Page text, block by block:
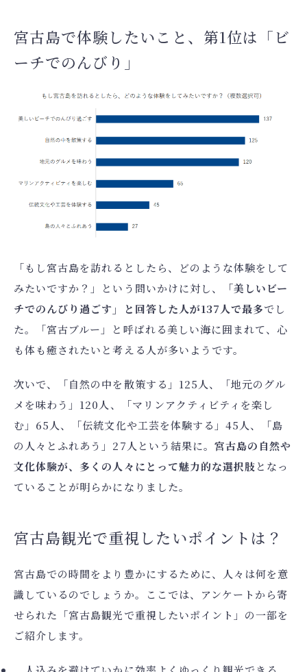
宮古島で体験したいこと、第1位は「ビ
ーチでのんびり」
「もし宮古島を訪れるとしたら、どのような体験をして
みたいですか？」という問いかけに対し、
「美しいビー
チでのんびり過ごす」と回答した人が137人で最多でし
た。「宮古ブルー」と呼ばれる美しい海に囲まれて、心
も体も癒されたいと考える人が多いようです。
次いで、「自然の中を散策する」125人、「地元のグル
メを味わう」120人、「マリンアクティビティを楽し
む」65人、「伝統文化や工芸を体験する」45人、「島
の人々とふれあう」27人という結果に。 宮古島の自然や
文化体験が、多くの人々にとって魅力的な選択肢となっ
ていることが明らかになりました。
宮古島観光で重視したいポイントは？
宮古島での時間をより豊かにするために、人々は何を意
識しているのでしょうか。ここでは、アンケートから寄
せられた「宮古島観光で重視したいポイント」の一部を
ご紹介します。